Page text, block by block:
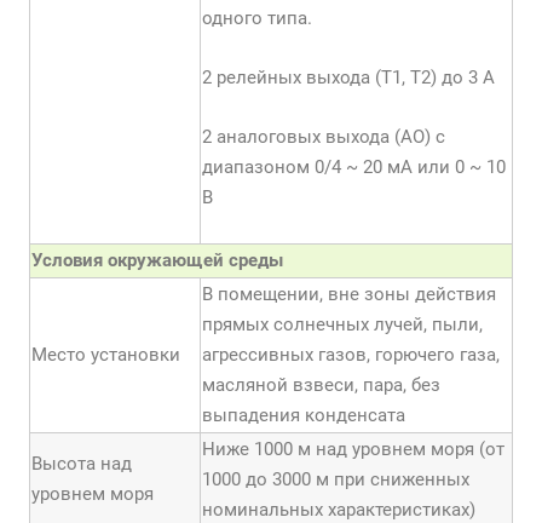
одного типа.
2 релейных выхода (Т1, Т2) до 3 А
2 аналоговых выхода (АО) с
диапазоном 0/4 ~ 20 мА или 0 ~ 10
В
Условия окружающей среды
Место установки
В помещении, вне зоны действия
прямых солнечных лучей, пыли,
агрессивных газов, горючего газа,
масляной взвеси, пара, без
выпадения конденсата
Высота над
уровнем моря
Ниже 1000 м над уровнем моря (от
1000 до 3000 м при сниженных
номинальных характеристиках)